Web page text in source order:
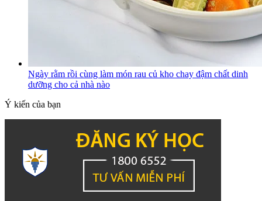
Ngày rằm rồi cùng làm món rau củ kho chay đậm chất dinh
dưỡng cho cả nhà nào
Ý kiến của bạn